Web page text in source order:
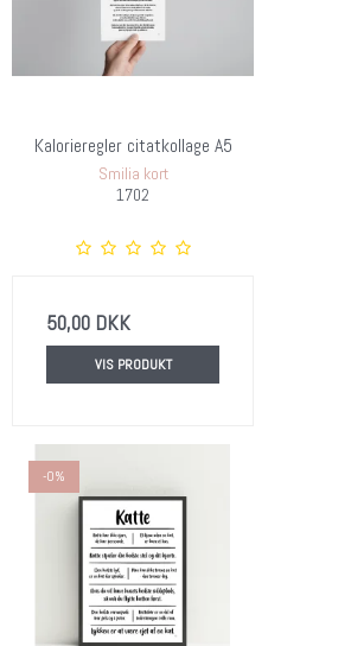
Kalorieregler citatkollage A5
Smilia kort
1702
50,00 DKK
VIS PRODUKT
-0%